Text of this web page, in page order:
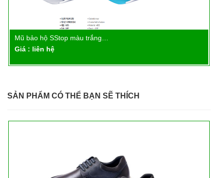
Mũ bảo hộ SStop màu trắng…
Giá : liên hệ
SẢN PHẨM CÓ THỂ BẠN SẼ THÍCH